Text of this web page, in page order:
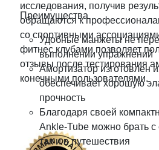
исследования, получив
обращаются к
со спортивными
фитнес клубами позволяет
отзывы после тестирования
конечными пользователями.
Преимущества
Удобные манжеты не
выполнении упражнений
Амортизатор изготовлен
обеспечивает хорошую
прочность
Благодаря своей
Ankle-Tube можно брать с
так и в путешествия